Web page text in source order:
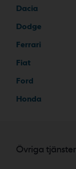
Dacia
Dodge
Ferrari
Fiat
Ford
Honda
Övriga tjänster